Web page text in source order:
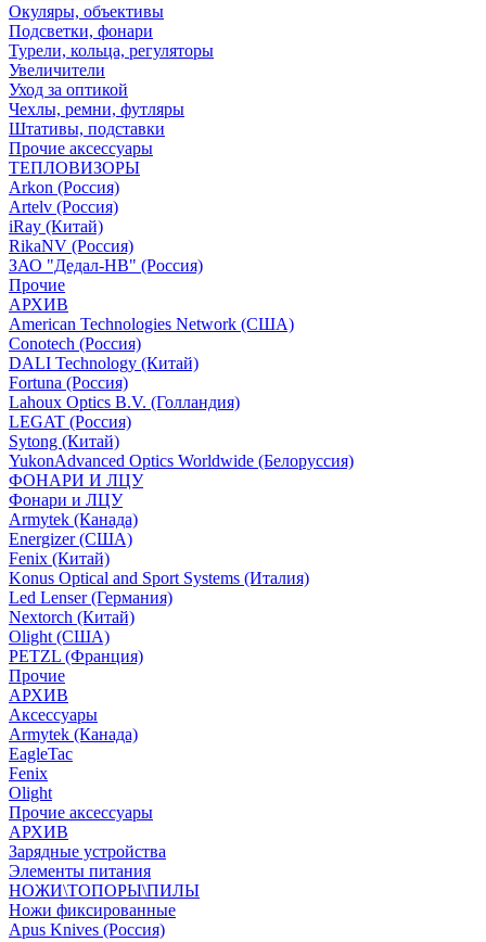
Окуляры, объективы
Подсветки, фонари
Турели, кольца, регуляторы
Увеличители
Уход за оптикой
Чехлы, ремни, футляры
Штативы, подставки
Прочие аксессуары
ТЕПЛОВИЗОРЫ
Arkon (Россия)
Artelv (Россия)
iRay (Китай)
RikaNV (Россия)
ЗАО "Дедал-НВ" (Россия)
Прочие
АРХИВ
American Technologies Network (США)
Conotech (Россия)
DALI Technology (Китай)
Fortuna (Россия)
Lahoux Optics B.V. (Голландия)
LEGAT (Россия)
Sytong (Китай)
YukonAdvanced Optics Worldwide (Белоруссия)
ФОНАРИ И ЛЦУ
Фонари и ЛЦУ
Armytek (Канада)
Energizer (США)
Fenix (Китай)
Konus Optical and Sport Systems (Италия)
Led Lenser (Германия)
Nextorch (Китай)
Olight (США)
PETZL (Франция)
Прочие
АРХИВ
Аксессуары
Armytek (Канада)
EagleTac
Fenix
Olight
Прочие аксессуары
АРХИВ
Зарядные устройства
Элементы питания
НОЖИ\ТОПОРЫ\ПИЛЫ
Ножи фиксированные
Apus Knives (Россия)